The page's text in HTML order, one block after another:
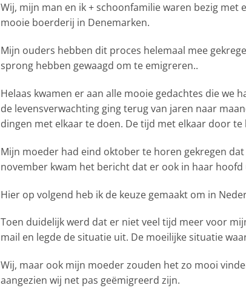
Wij, mijn man en ik + schoonfamilie waren bezig
mooie boerderij in Denemarken.
Mijn ouders hebben dit proces helemaal mee
sprong hebben gewaagd om te emigreren..
Helaas kwamen er aan alle mooie gedachtes die we
de levensverwachting ging terug van jaren naar
dingen met elkaar te doen. De tijd met elkaar door
Mijn moeder had eind oktober te horen gekregen
november kwam het bericht dat er ook in haar
Hier op volgend heb ik de keuze gemaakt om in
Toen duidelijk werd dat er niet veel tijd meer voor
mail en legde de situatie uit. De moeilijke situatie
Wij, maar ook mijn moeder zouden het zo mooi
aangezien wij net pas geëmigreerd zijn.